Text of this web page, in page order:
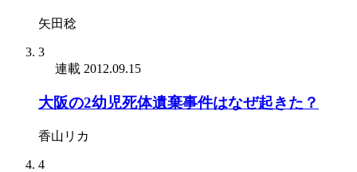
矢田稔
3
連載 2012.09.15
大阪の2幼児死体遺棄事件はなぜ起きた？
香山リカ
4